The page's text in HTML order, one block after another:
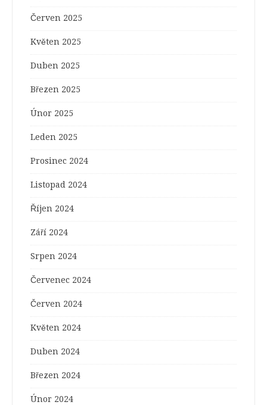
Červen 2025
Květen 2025
Duben 2025
Březen 2025
Únor 2025
Leden 2025
Prosinec 2024
Listopad 2024
Říjen 2024
Září 2024
Srpen 2024
Červenec 2024
Červen 2024
Květen 2024
Duben 2024
Březen 2024
Únor 2024